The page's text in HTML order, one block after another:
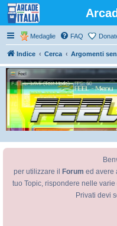
Medaglie FAQ
Indice Cerca Argomenti
per utilizzare il
Forum ed avere
tuo Topic, rispondere nelle
Privati devi